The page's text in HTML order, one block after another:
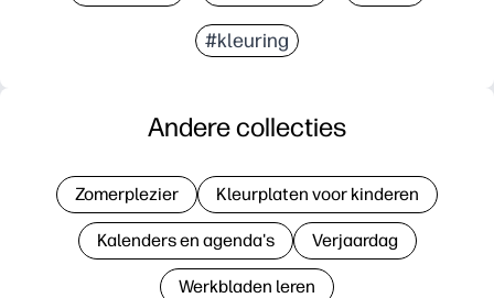
#kleuring
Andere collecties
Zomerplezier Kleurplaten voor kinderen
Kalenders en agenda's Verjaardag
Werkbladen leren